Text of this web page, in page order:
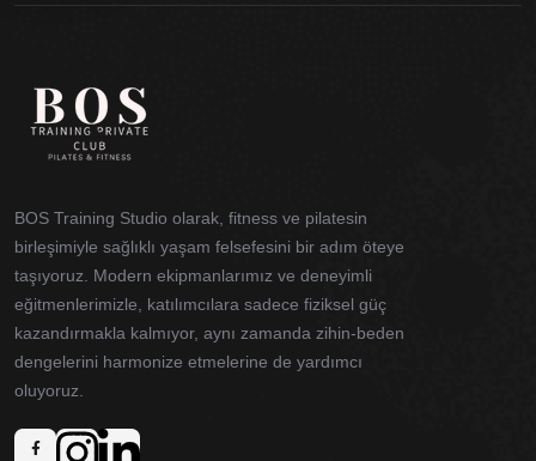
BOS Training Studio olarak, fitness ve pilatesin
birleşimiyle sağlıklı yaşam felsefesini bir adım öteye
taşıyoruz. Modern ekipmanlarımız ve deneyimli
eğitmenlerimizle, katılımcılara sadece fiziksel güç
kazandırmakla kalmıyor, aynı zamanda zihin-beden
dengelerini harmonize etmelerine de yardımcı
oluyoruz.